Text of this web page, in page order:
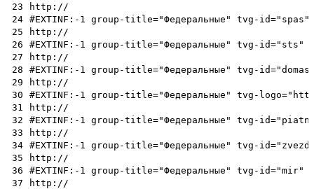
23
http://
24 #EXTINF:-1 group-title="Федеральные" tvg-
25
http://
26
#EXTINF:-1 group-title="Федеральные" tvg-id="sts"
27
http://
28
#EXTINF:-1 group-title="Федеральные" tvg-
29
http://
30
#EXTINF:-1 group-title="Федеральные" tvg-
31
http://
32
#EXTINF:-1 group-title="Федеральные" tvg-
33
http://
34 #EXTINF:-1 group-title="Федеральные" tvg-
35
http://
36
#EXTINF:-1 group-title="Федеральные" tvg-id="mir"
37
http://